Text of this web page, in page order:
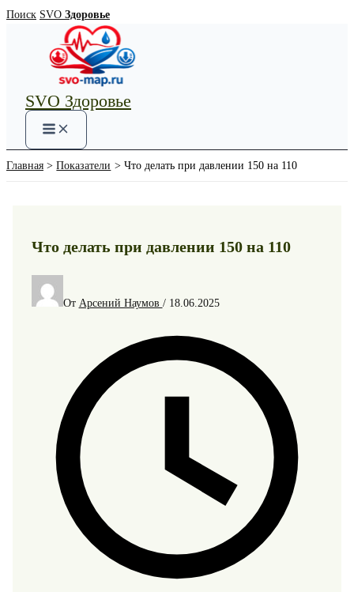
Перейти
содержимому
Поиск SVO Здоровье
SVO Здоровье
Main
Menu
Главная Показатели Что делать при давлении 150 на 110
Что делать при давлении 150 на 110
От Арсений Наумов / 18.06.2025